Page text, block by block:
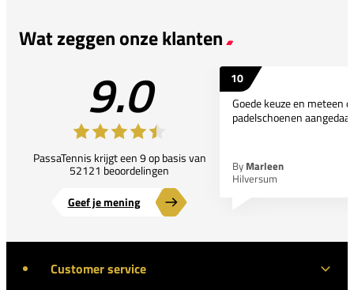
Wat zeggen onze klanten
9.0
PassaTennis krijgt een 9 op basis van
52121 beoordelingen
Geef je mening
10
Goede keuze en meteen
padelschoenen
By Marleen
Hilversum
Customer service